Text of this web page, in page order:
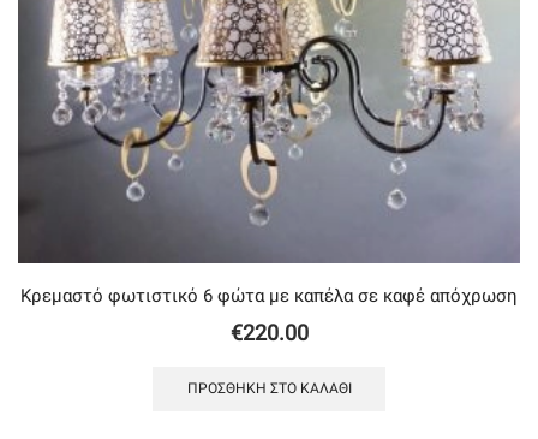
Κρεμαστό φωτιστικό 6 φώτα με καπέλα σε καφέ απόχρωση
€220.00
ΠΡΟΣΘΉΚΗ ΣΤΟ ΚΑΛΆΘΙ